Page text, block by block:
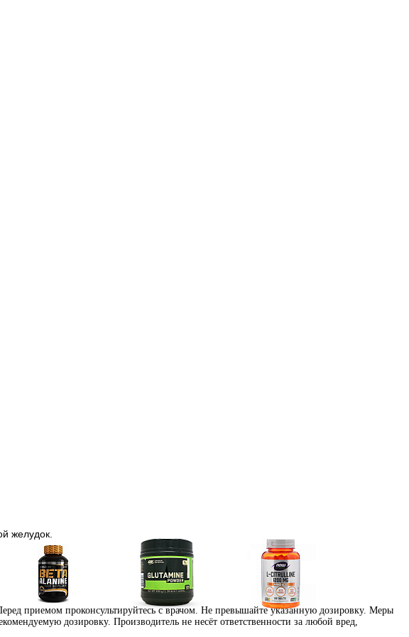
Бета-аланин Глутамин
Цитрулин (l-citrulline)
желудок.
приемом проконсультируйтесь с врачом. Не превышайте указанную дозировку. Меры
дозировку. Производитель не несёт ответственности за любой вред,